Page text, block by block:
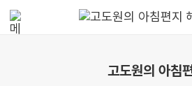
고도원의 아침